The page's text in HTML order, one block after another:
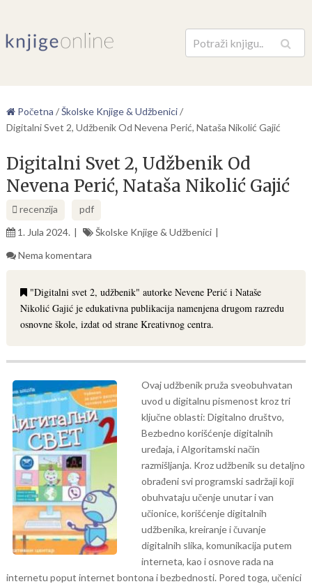
Pretraga
Početna /Školske Knjige & Udžbenici/
Digitalni Svet 2, Udžbenik Od Nevena Perić, Nataša Nikolić Gajić
Digitalni Svet 2, Udžbenik Od
Nevena Perić, Nataša Nikolić Gajić
recenzija
pdf
1. Jula 2024.
Školske Knjige & Udžbenici
Nema komentara
"Digitalni svet 2, udžbenik" autorke Nevene Perić i Nataše
Nikolić Gajić je edukativna publikacija namenjena drugom razredu
osnovne škole, izdat od strane Kreativnog centra.
Ovaj udžbenik pruža sveobuhvatan
uvod u digitalnu pismenost kroz tri
ključne oblasti: Digitalno društvo,
Bezbedno korišćenje digitalnih
uređaja, i Algoritamski način
razmišljanja. Kroz udžbenik su detaljno
obrađeni svi programski sadržaji koji
obuhvataju učenje unutar i van
učionice, korišćenje digitalnih
udžbenika, kreiranje i čuvanje
digitalnih slika, komunikacija putem
interneta, kao i osnove rada na
internetu poput internet bontona i bezbednosti. Pored toga, učenici